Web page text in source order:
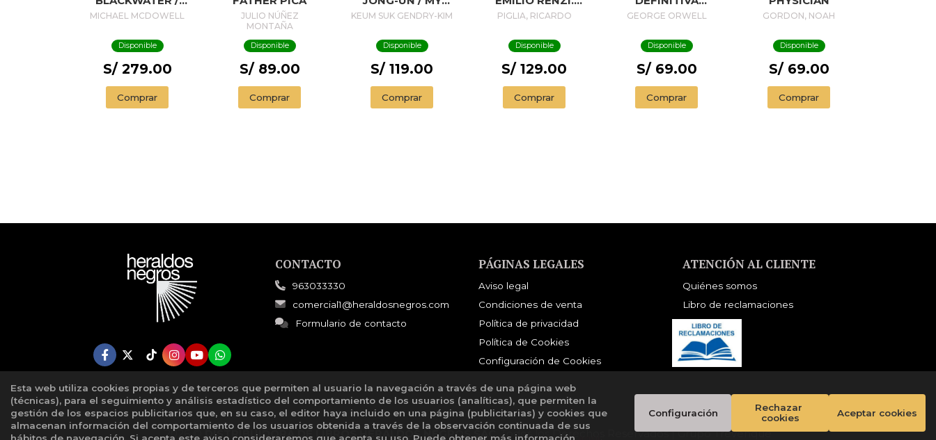
BLACKWATER
MICHAEL MCDOWELL
Disponible
S/ 279.00
Comprar
JULIO NÚÑEZ
MONTAÑA
Disponible
S/ 89.00
Comprar
FRIEND KIM JONG-
KEUM SUK GENDRY-KIM
Disponible
S/ 119.00
Comprar
AÑOS DE
AÑOS FELICES II;
UN DIA EN LA VIDA
III
PIGLIA, RICARDO
Disponible
S/ 129.00
Comprar
AVALADA POR THE
(EDICIÓN
ESPECIAL
LIMITADA CON
PINTADOS) / 1984
(EDITION
GEORGE ORWELL
Disponible
S/ 69.00
Comprar
GORDON, NOAH
Disponible
S/ 69.00
Comprar
CONTACTO
963033330
comercial1@heraldosnegros.com
Formulario de contacto
PÁGINAS LEGALES
Aviso legal
Condiciones de venta
Política de privacidad
Política de Cookies
Configuración de Cookies
ATENCIÓN AL CLIENTE
Quiénes somos
Libro de reclamaciones
2026 ©DISTRIBUIDORA DE LIBROS HERALDOS NEGROS SAC. Todos los Derechos Reservados |Grupo Trevenque
Esta web utiliza cookies propias y de terceros que permiten al usuario la navegación a través de una página web
(técnicas), para el seguimiento y análisis estadístico del comportamiento de los usuarios (analíticas), que permiten la
gestión de los espacios publicitarios que, en su caso, el editor haya incluido en una página (publicitarias) y cookies que
almacenan información del comportamiento de los usuarios obtenida a través de la observación continuada de sus
Configuración
Rechazar
cookies
Aceptar cookies